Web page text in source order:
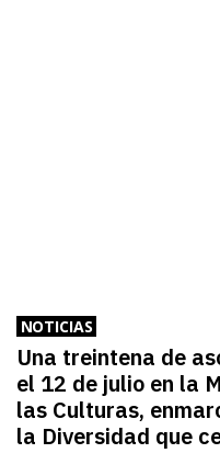
NOTICIAS
Una treintena de
el 12 de julio en la
las Culturas,
la Diversidad que